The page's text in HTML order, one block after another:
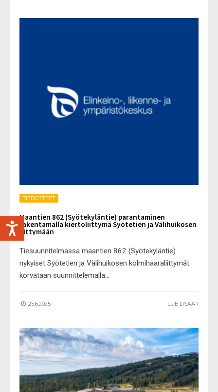
TIEDOTTEET
Maantien 862 (Syötekyläntie) parantaminen
rakentamalla kiertoliittymä Syötetien ja Välihuikosen
liittymään
Tiesuunnitelmassa maantien 862 (Syötekyläntie)
nykyiset Syötetien ja Välihuikosen kolmihaaraliittymät
korvataan suunnittelemalla...
25.6.2025 LUE LISÄÄ